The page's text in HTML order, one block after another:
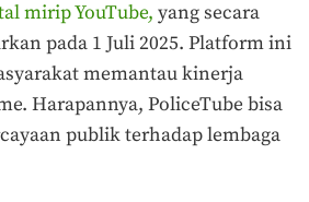
mirip YouTube, yang secara
pada 1 Juli 2025. Platform ini
memantau kinerja
Harapannya, PoliceTube bisa
publik terhadap lembaga